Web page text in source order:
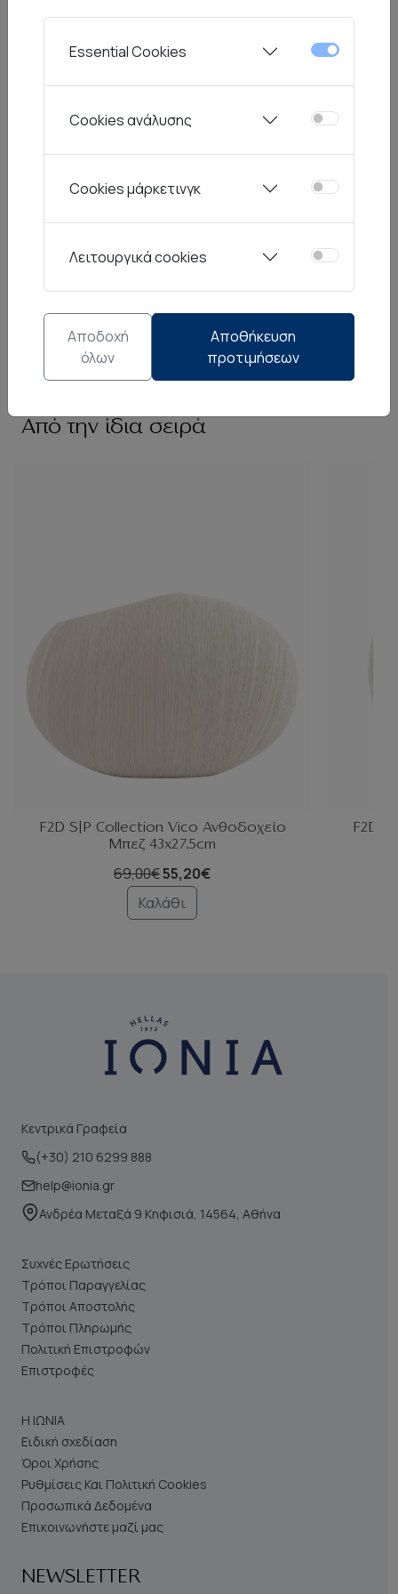
σειράς για μια ολοκληρωμένη, αρμονική
Η κομψή, διαχρονική αισθητική και η ιδιαίτερη
προσθέτοντας ζεστασιά και εκλεπτυσμένο
χαρακτήρα. Ιδανικά για φρέσκα λουλούδια ή ως
Vico φέρνουν προσωπικότητα και μοναδικό
στυλ στο σπίτι.
Από την ίδια σειρά
F2D S|P Collection Vico Ανθοδοχείο
Μπεζ 43x27,5cm
69,00€55,20€
Καλάθι
F2D
Κεντρικά Γραφεία
(+30) 210 6299 888
help@ionia.gr
Ανδρέα Μεταξά 9 Κηφισιά, 14564, Αθήνα
Συχνές Ερωτήσεις
Τρόποι Παραγγελίας
Τρόποι Αποστολής
Τρόποι Πληρωμής
Πολιτική Επιστροφών
Επιστροφές
Η ΙΩΝΙΑ
Ειδική σχεδίαση
Όροι Χρήσης
Ρυθμίσεις Και Πολιτική Cookies
Προσωπικά Δεδομένα
Επικοινωνήστε μαζί μας
NEWSLETTER
Essential Cookies
Cookies ανάλυσης
Cookies μάρκετινγκ
Λειτουργικά cookies
Αποδοχή
όλων
Αποθήκευση
προτιμήσεων